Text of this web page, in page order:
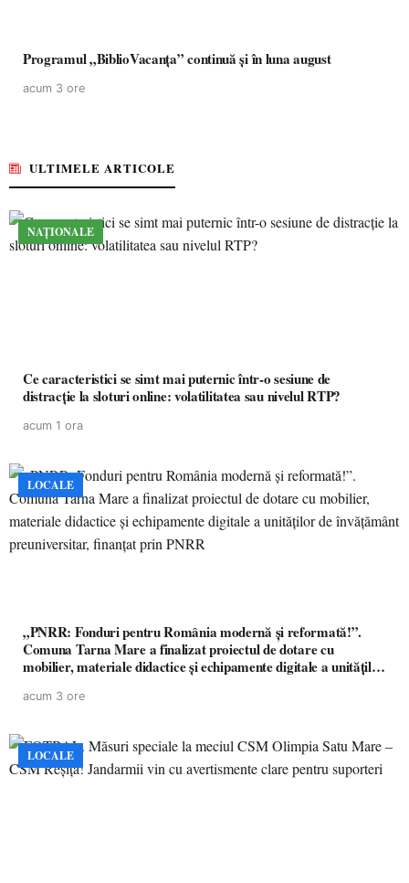
Programul „BiblioVacanța” continuă și în luna august
acum 3 ore
ULTIMELE ARTICOLE
NAȚIONALE
Ce caracteristici se simt mai puternic într-o sesiune de
distracție la sloturi online: volatilitatea sau nivelul RTP?
acum 1 ora
LOCALE
„PNRR: Fonduri pentru România modernă și reformată!”.
Comuna Tarna Mare a finalizat proiectul de dotare cu
mobilier, materiale didactice și echipamente digitale a unităților
acum 3 ore
LOCALE